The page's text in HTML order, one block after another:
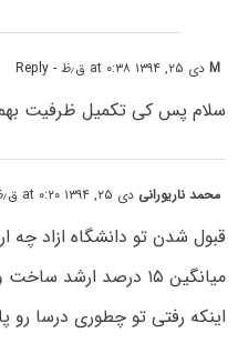
Mدی ۲۵, ۱۳۹۴ at ۰:۳۸ ق٫ظ - Reply
سلام پس کی تکمیل ظرفیت
محمد ناریورانی دی ۲۵, ۱۳۹۴ at ۰:۲۰ ق٫ظ
قبول شدن تو دانشگاه ازاد چه
میانگین ۱۵ درصد
اینکه رفتی تو چطوری درسا رو